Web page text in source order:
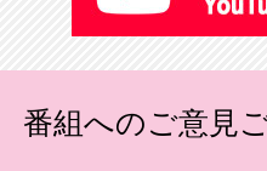
番組へのご意見